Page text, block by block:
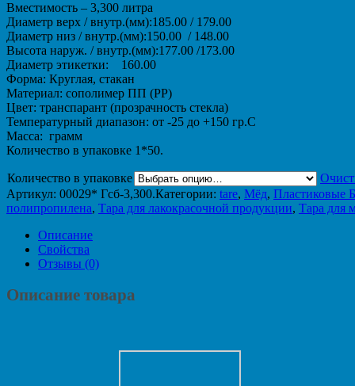
Вместимость – 3,300 литра
Диаметр верх / внутр.(мм):185.00 / 179.00
Диаметр низ / внутр.(мм):150.00 / 148.00
Высота наруж. / внутр.(мм):177.00 /173.00
Диаметр этикетки: 160.00
Форма: Круглая, стакан
Материал: сополимер ПП (PP)
Цвет: транспарант (прозрачность стекла)
Температурный диапазон: от -25 до +150 гр.С
Масса: грамм
Количество в упаковке 1*50.
Количество в упаковке
Артикул: 00029* Гcб-3,300.Категории: tare, Мёд, Пластиковые
полипропилена, Тара для лакокрасочной продукции, Тара для
Описание
Свойства
Отзывы (0)
Описание товара